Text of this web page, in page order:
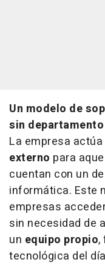
Un modelo de
sin
La empresa
externo para
cuentan con un
informática. Este
empresas
sin necesidad de
un equipo propio,
tecnológica del